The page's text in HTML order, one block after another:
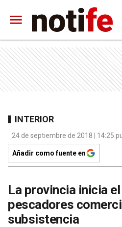
INTERIOR
24 de septiembre de 2018 | 14:25
Añadir como fuente en
La provincia inicia
pescadores
subsistencia